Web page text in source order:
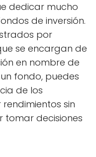
dedicar mucho
de inversión.
por
se encargan de
en nombre de
fondo, puedes
de los
sin
tomar decisiones